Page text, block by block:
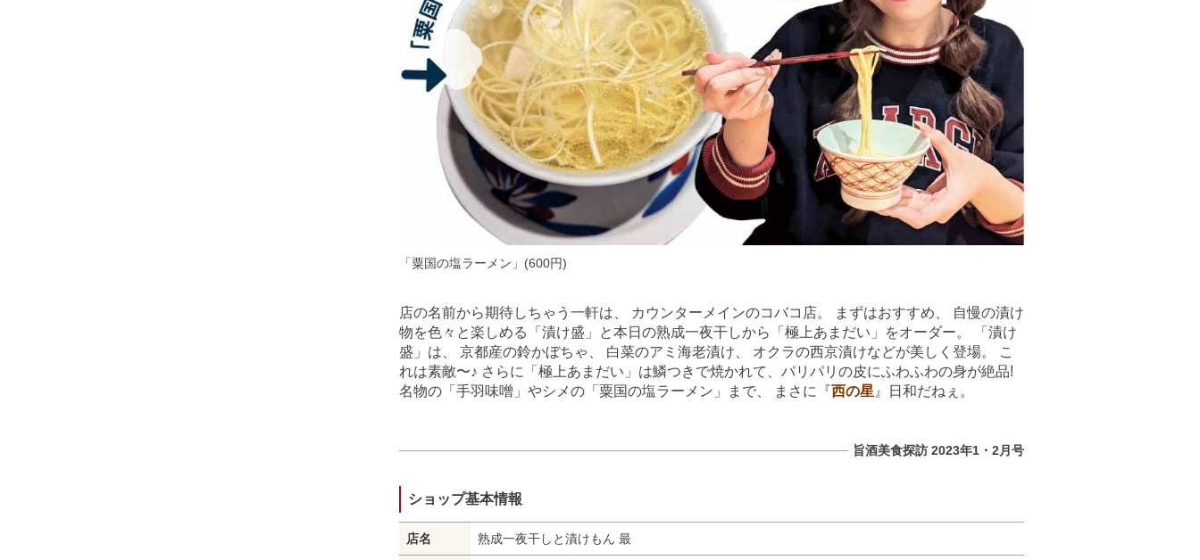
「粟国の塩ラーメン」(600円)
店の名前から期待しちゃう一軒は、 カウンターメインのコバコ店。 まずはおすすめ、 自慢の漬け
物を色々と楽しめる「漬け盛」と本日の熟成一夜干しから「極上あまだい」をオーダー。 「漬け
盛」は、 京都産の鈴かぼちゃ、 白菜のアミ海老漬け、 オクラの西京漬けなどが美しく登場。 こ
れは素敵〜♪ さらに「極上あまだい」は鱗つきで焼かれて、パリパリの皮にふわふわの身が絶品!
名物の「手羽味噌」やシメの「粟国の塩ラーメン」まで、 まさに『西の星 』日和だねぇ。
旨酒美食探訪 2023年1・2月号
ショップ基本情報
店名 熟成一夜干しと漬けもん 最